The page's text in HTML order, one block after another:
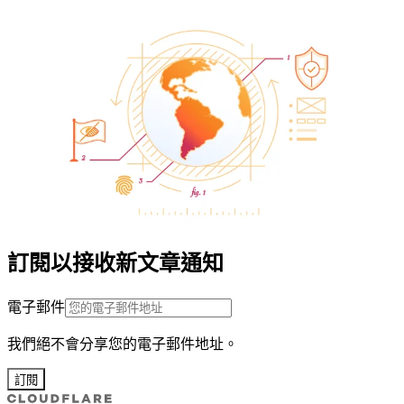
訂閱以接收新文章通知
電子郵件
我們絕不會分享您的電子郵件地址。
訂閱